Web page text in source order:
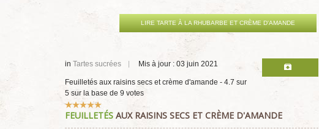
LIRE TARTE À LA RHUBARBE ET CRÈME D'AMANDE
in Tartes sucrées Mis à jour : 03 juin 2021
Feuilletés aux raisins secs et crème d'amande - 4.7 sur
5 sur la base de 9 votes
Vote
utilisateur:5/5
FEUILLETÉS AUX RAISINS SECS ET CRÈME D'AMANDE